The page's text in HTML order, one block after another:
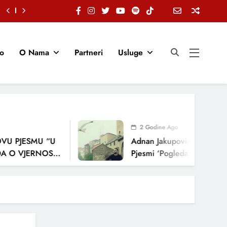
O Nama Partneri Usluge
“U
2 Godine Ago
Adnan Jakupović Donosi
Pjesmi ‘Pogledaj Me’